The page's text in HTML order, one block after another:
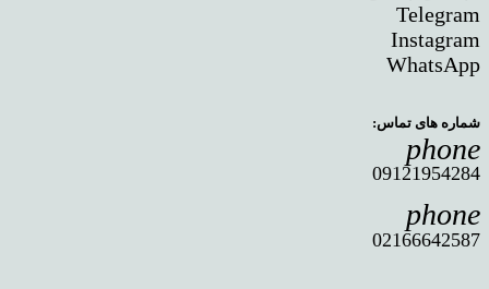
Telegram
Instagram
WhatsApp
شماره های تماس:
phone
09121954284
phone
02166642587